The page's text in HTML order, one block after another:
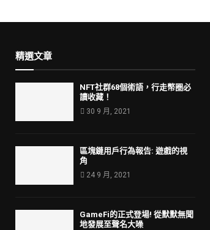
精選文章
NFT社群68個術語，行走幣圈必
讀收藏！
30 9 月, 2021
區塊鏈用戶行為報告: 遊戲的視
角
24 9 月, 2021
GameFi的正式登場! 從默默無聞
地發展至聲名大噪